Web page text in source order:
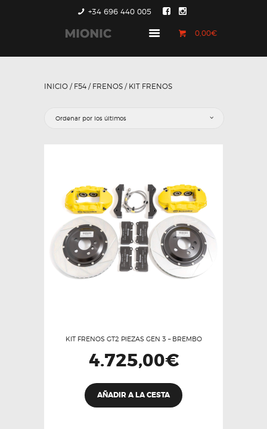
+34 696 440 005
0,00€
GENERACIÓN 1
COUNTRYMAN &
INICIO / F54 / FRENOS / KIT FRENOS
KIT FRENOS GT2 PIEZAS GEN 3 – BREMBO
4.725,00€
AÑADIR A LA CESTA